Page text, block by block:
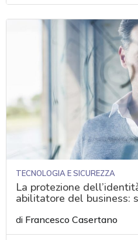
TECNOLOGIA E SICUREZZA
La protezione
abilitatore del business:
di Francesco Casertano